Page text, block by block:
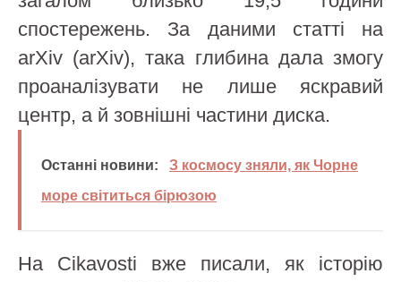
спостережень. За даними статті на
arXiv (arXiv), така глибина дала змогу
проаналізувати не лише яскравий
центр, а й зовнішні частини диска.
Останні новини:
З космосу зняли, як Чорне
море світиться бірюзою
На Cikavosti вже писали, як історію